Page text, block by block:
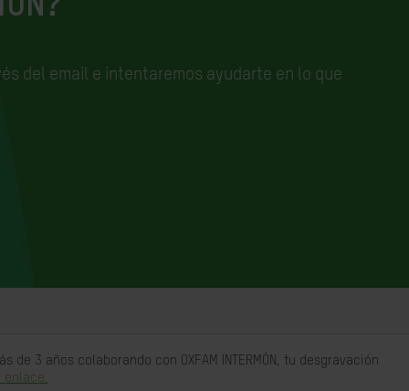
del email e intentaremos ayudarte en lo que
3 años colaborando con OXFAM INTERMÓN, tu desgravación
enlace.